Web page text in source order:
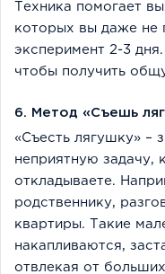
Техника помогает
которых вы даже не
эксперимент 2-3
чтобы получить
6. Метод «Съешь
«Съесть лягушку» –
неприятную задачу,
откладываете.
родственнику,
квартиры. Такие
накапливаются,
отвлекая от